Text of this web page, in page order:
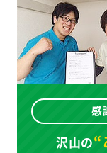
感
沢山の“